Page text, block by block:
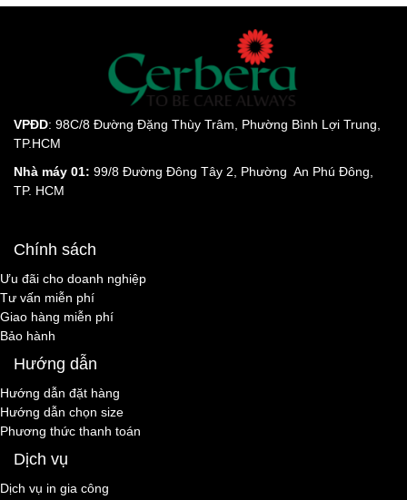
VPĐD: 98C/8 Đường Đặng Thùy Trâm, Phường Bình Lợi Trung,
TP.HCM
Nhà máy 01: 99/8 Đường Đông Tây 2, Phường An Phú Đông,
TP. HCM
Chính sách
Ưu đãi cho doanh nghiệp
Tư vấn miễn phí
Giao hàng miễn phí
Bảo hành
Hướng dẫn
Hướng dẫn đặt hàng
Hướng dẫn chọn size
Phương thức thanh toán
Dịch vụ
Dịch vụ in gia công